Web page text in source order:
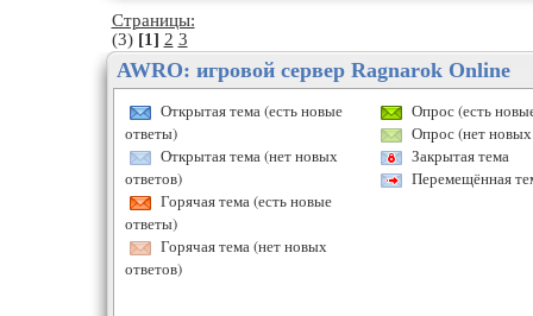
Страницы:
(3) [1] 2 3
AWRO: игровой сервер Ragnarok Online
Открытая тема (есть новые
ответы)
Открытая тема (нет новых
ответов)
Горячая тема (есть новые
ответы)
Горячая тема (нет новых
ответов)
Опрос (есть
Опрос (нет новых
Закрытая тема
Перемещённая